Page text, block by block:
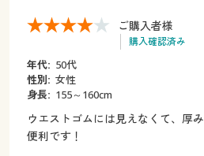
ご購入者様
購入確認済み
年代: 50代
性別: 女性
身長: 155～160cm
ウエストゴムには見えなくて、厚
便利です！